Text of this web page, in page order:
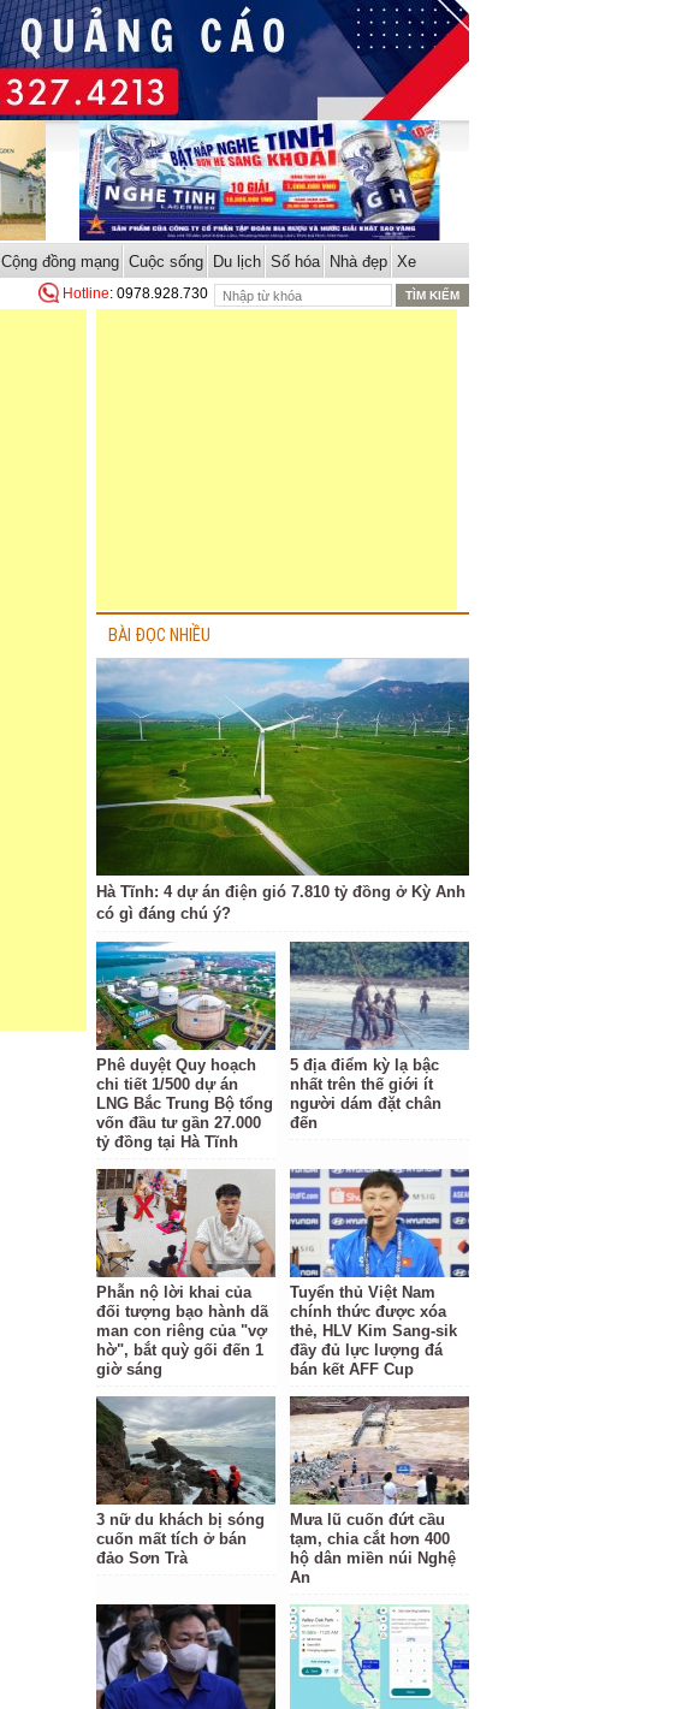
Cộng đồng mạng Cuộc sống Du lịch Số hóa Nhà đẹp Xe
Hotline: 0978.928.730
BÀI ĐỌC NHIỀU
Hà Tĩnh: 4 dự án điện gió 7.810 tỷ đồng ở Kỳ Anh
có gì đáng chú ý?
Phê duyệt Quy hoạch
chi tiết 1/500 dự án
LNG Bắc Trung Bộ tổng
vốn đầu tư gần 27.000
tỷ đồng tại Hà Tĩnh
5 địa điểm kỳ lạ bậc
nhất trên thế giới ít
người dám đặt chân
đến
Phẫn nộ lời khai của
đối tượng bạo hành dã
man con riêng của "vợ
hờ", bắt quỳ gối đến 1
giờ sáng
Tuyển thủ Việt Nam
chính thức được xóa
thẻ, HLV Kim Sang-sik
đầy đủ lực lượng đá
bán kết AFF Cup
3 nữ du khách bị sóng
cuốn mất tích ở bán
đảo Sơn Trà
Mưa lũ cuốn đứt cầu
tạm, chia cắt hơn 400
hộ dân miền núi Nghệ
An